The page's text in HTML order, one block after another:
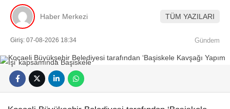
Haber Merkezi TÜM YAZILARI
Giriş: 07-08-2026 18:34 Gündem